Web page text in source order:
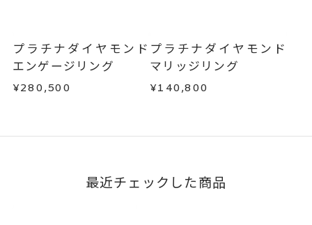
刻印字体
文字タイプA、文字タイプB、文字
タイプCよりお選びいただけま
はお問い合わせフォームよりご連絡ください。
この場合の返送料は弊社にて負担いたしますの
で、着払いにてご返送ください。
詳細はこちら
プラチナダイヤモンド
エンゲージリング
¥280,500
プラチナダイヤモンド
マリッジリング
¥140,800
最近チェックした商品